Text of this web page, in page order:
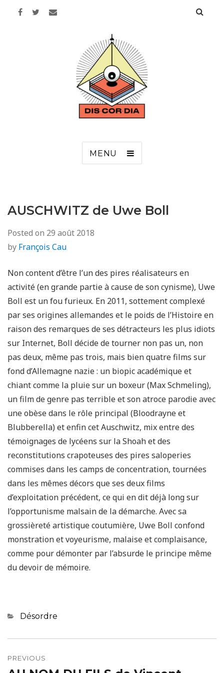
MENU
AUSCHWITZ de Uwe Boll
Posted on 29 août 2018
by François Cau
Non content d’être l’un des pires réalisateurs en
activité (en grande partie à cause de son cynisme), Uwe
Boll est un fou furieux. En 2011, sottement complexé
par ses origines allemandes et le poids de l’Histoire en
raison des remarques de ses détracteurs les plus idiots
sur Internet, Boll décide de tourner non pas un, non
pas deux, même pas trois, mais bien quatre films sur
fond d’Allemagne nazie : un biopic académique et
chiant comme la pluie sur un boxeur (Max Schmeling),
un film de genre pas terrible et son atroce parodie avec
une obèse dans le rôle principal (Bloodrayne et
Blubberella) et enfin cet Auschwitz, mix entre des
témoignages de lycéens sur la Shoah et des
reconstitutions crapoteuses des pires saloperies
commises dans les camps de concentration, tournées
dans les mêmes décors que ses deux films
d’exploitation précédent, ce qui en dit déjà long sur
l’opportunisme malsain de la démarche. Avec sa
grossièreté artistique coutumière, Uwe Boll confond
monstration et voyeurisme, malaise et complaisance,
comme pour démonter par l’absurde le principe même
du devoir de mémoire.
Categories
Désordre
de
PREVIOUS